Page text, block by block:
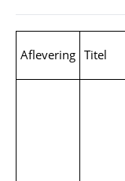
Aflevering Titel